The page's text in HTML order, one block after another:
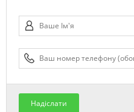
Надіслати